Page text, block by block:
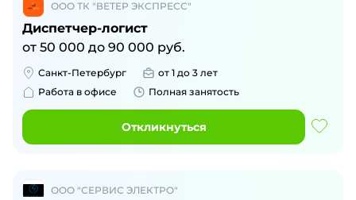
ООО ТК "ВЕТЕР ЭКСПРЕСС"
Диспетчер-логист
от 50 000 до 90 000 руб.
Санкт-Петербург
от 1 до 3 лет
Работа в офисе
Полная занятость
Откликнуться
ООО "СЕРВИС ЭЛЕКТРО"